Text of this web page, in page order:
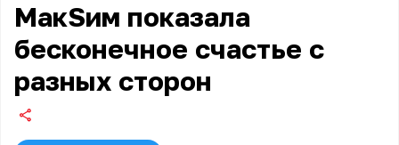
МакSим показала
бесконечное счастье с
разных сторон